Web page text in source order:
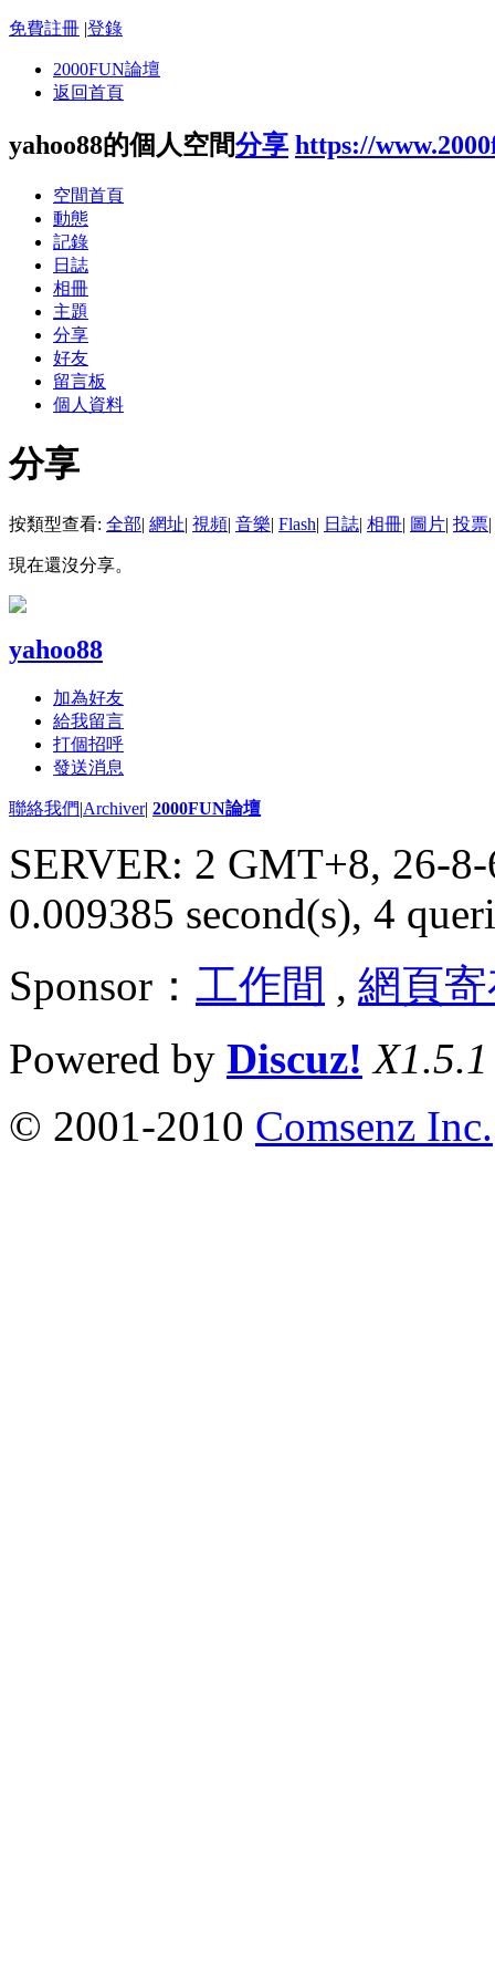
免費註冊 |登錄
2000FUN論壇
返回首頁
yahoo88的個人空間分享 https://
空間首頁
動態
記錄
日誌
相冊
主題
分享
好友
留言板
個人資料
分享
按類型查看: 全部| 網址| 視頻| 音樂| Flash| 日誌| 相冊| 圖片| 投票|
現在還沒分享。
yahoo88
加為好友
給我留言
打個招呼
發送消息
聯絡我們|Archiver| 2000FUN論壇
SERVER: 2 GMT+8, 26-
0.009385 second(s), 4
Sponsor： 工作間 , 網頁
Powered by Discuz! X1.5.1
© 2001-2010 Comsenz Inc.